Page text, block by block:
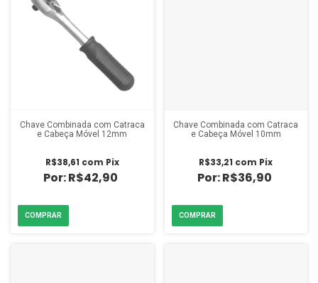
Chave Combinada com Catraca
e Cabeça Móvel 12mm
R$42,90
R$38,61 com Pix
Chave Combinada com Catraca
e Cabeça Móvel 10mm
R$36,90
R$33,21 com Pix